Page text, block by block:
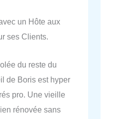
un Hôte aux
ses Clients.
du reste du
de Boris est hyper
pro. Une vieille
rénovée sans